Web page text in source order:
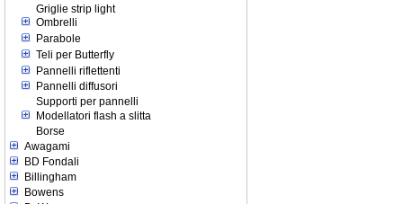
Griglie strip light
Ombrelli
Parabole
Teli per Butterfly
Pannelli riflettenti
Pannelli diffusori
Supporti per pannelli
Modellatori flash a slitta
Borse
Awagami
BD Fondali
Billingham
Bowens